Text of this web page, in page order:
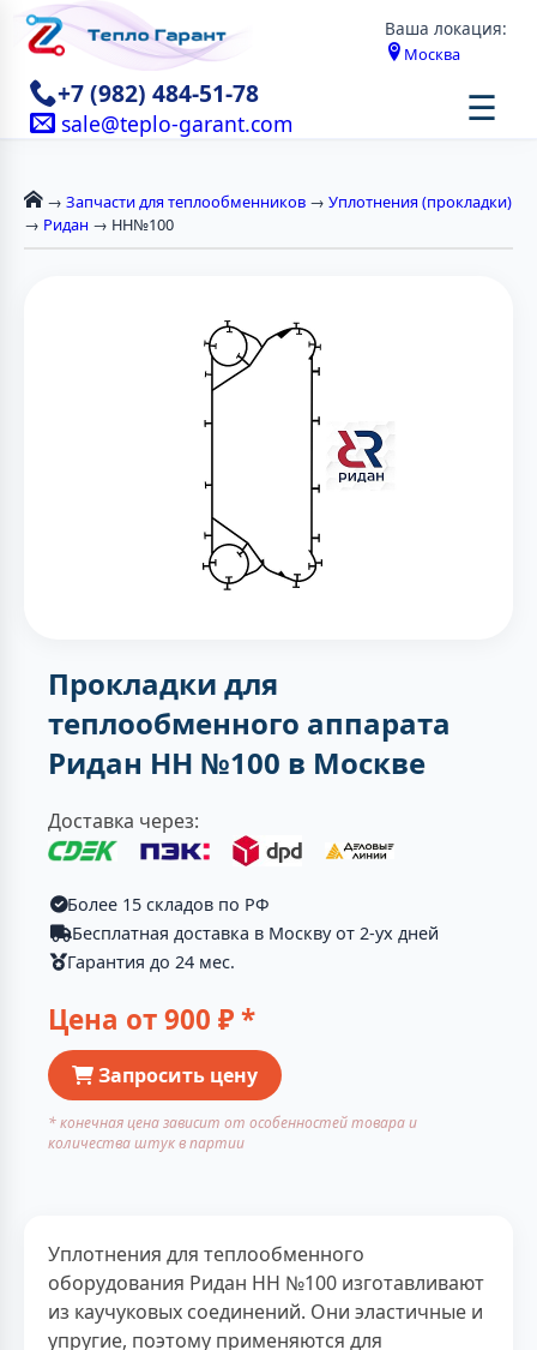
Ваша локация:
Москва
+7 (982) 484-51-78
sale@teplo-garant.com ☰
→ Запчасти для теплообменников → Уплотнения (прокладки)
→ Ридан → НН№100
Прокладки для
теплообменного аппарата
Ридан НН №100 в Москве
Доставка через:
Более 15 складов по РФ
Бесплатная доставка в Москву от 2-ух дней
Гарантия до 24 мес.
Цена от900 ₽ *
Запросить цену
* конечная цена зависит от особенностей товара и
количества штук в партии
Уплотнения для теплообменного
оборудования Ридан НН №100 изготавливают
из каучуковых соединений. Они эластичные и
упругие, поэтому применяются для